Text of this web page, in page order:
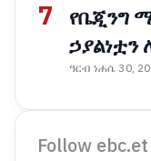
7
የቤጂንግ
ኃያልነቷን
ዓርብ ነሐሴ 30,
Follow ebc.et